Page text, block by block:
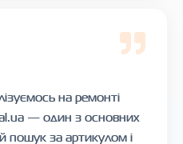
на ремонті
— один з основних
пошук за артикулом і